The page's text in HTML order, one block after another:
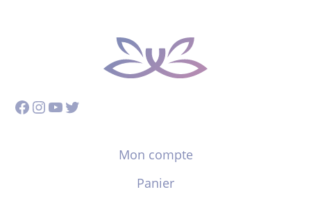
Facebook
Instagram
YouTube
Twitter
Mon compte
Panier